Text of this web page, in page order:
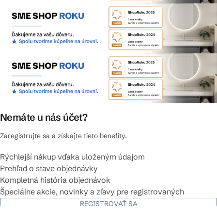
Nemáte u nás účet?
Zaregistrujte sa a získajte tieto benefity.
Rýchlejší nákup vďaka uloženým údajom
Prehľad o stave objednávky
Kompletná história objednávok
Špeciálne akcie, novinky a zľavy pre registrovaných
REGISTROVAŤ SA